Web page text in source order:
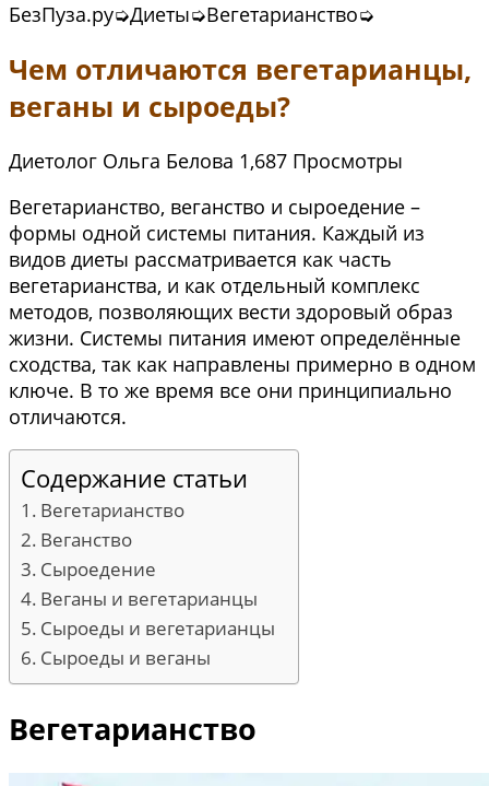
БезПуза.ру➭Диеты➭Вегетарианство➭
Чем отличаются вегетарианцы,
веганы и сыроеды?
Диетолог Ольга Белова 1,687 Просмотры
Вегетарианство, веганство и сыроедение –
формы одной системы питания. Каждый из
видов диеты рассматривается как часть
вегетарианства, и как отдельный комплекс
методов, позволяющих вести здоровый образ
жизни. Системы питания имеют определённые
сходства, так как направлены примерно в одном
ключе. В то же время все они принципиально
отличаются.
Содержание статьи
Вегетарианство
Веганство
Сыроедение
Веганы и вегетарианцы
Сыроеды и вегетарианцы
Сыроеды и веганы
Вегетарианство